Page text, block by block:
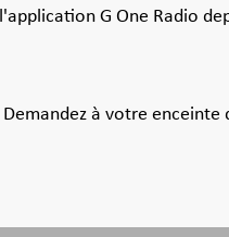
G One Radio
Demandez à votre enceinte